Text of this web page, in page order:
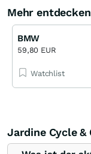
Mehr entdecken
BMW
59,80 EUR
Watchlist
Jardine Cycle &